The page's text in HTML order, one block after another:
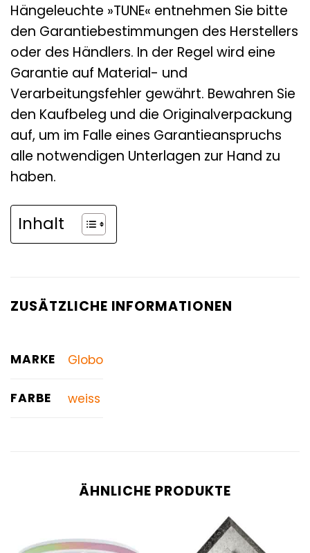
Hängeleuchte »TUNE« entnehmen Sie bitte
den Garantiebestimmungen des Herstellers
oder des Händlers. In der Regel wird eine
Garantie auf Material- und
Verarbeitungsfehler gewährt. Bewahren Sie
den Kaufbeleg und die Originalverpackung
auf, um im Falle eines Garantieanspruchs
alle notwendigen Unterlagen zur Hand zu
haben.
Inhalt
ZUSÄTZLICHE INFORMATIONEN
MARKE Globo
FARBE weiss
ÄHNLICHE PRODUKTE